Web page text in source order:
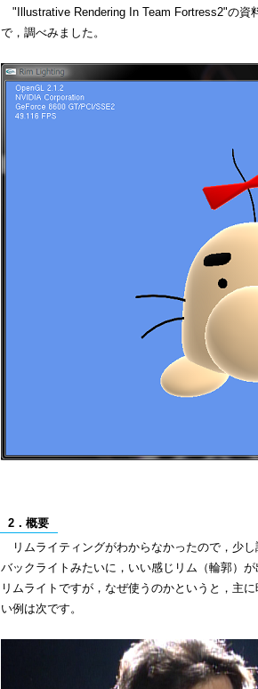
"Illustrative Rendering In Team Fortress2"の資
で，調べみました。
2．概要
リムライティングがわからなかったので，少
バックライトみたいに，いい感じリム（輪郭）
リムライトですが，なぜ使うのかというと，主
い例は次です。